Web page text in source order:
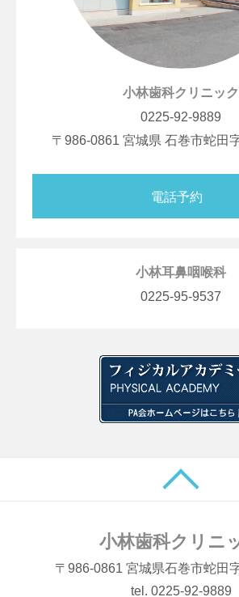
小林歯科クリニック
0225-92-9889
986-0861 宮城県 石巻市蛇田
電話予約
小林耳鼻咽喉科
0225-95-9537
小林歯科クリニ
〒986-0861 宮城県石巻市蛇田
tel. 0225-92-9889